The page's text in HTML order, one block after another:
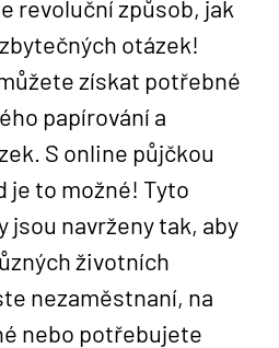
revoluční způsob, jak
otázek!
získat potřebné
papírování a
S online půjčkou
je to možné! Tyto
jsou navrženy tak, aby
životních
nezaměstnaní, na
nebo potřebujete